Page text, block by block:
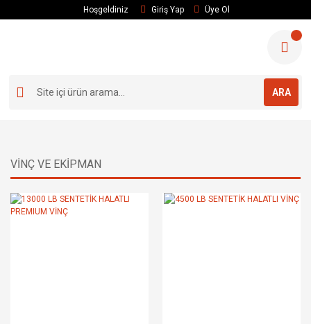
Hoşgeldiniz Giriş Yap Üye Ol
ARA
VİNÇ VE EKİPMAN